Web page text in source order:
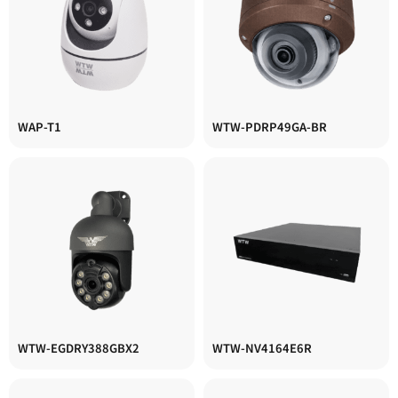
WAP-T1 WTW-PDRP49GA-BR
WTW-EGDRY388GBX2 WTW-NV4164E6R